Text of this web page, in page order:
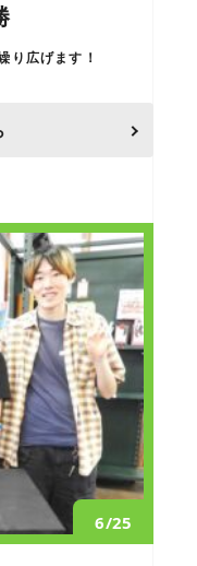
り広げます！
6/25